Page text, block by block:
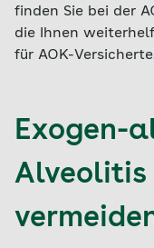
finden Sie bei der
die Ihnen
für AOK-
Exogen-
Alveolitis